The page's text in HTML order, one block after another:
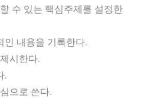
수 있는 핵심주제를 설정한
인 내용을 기록한다.
시한다.
.
으로 쓴다.